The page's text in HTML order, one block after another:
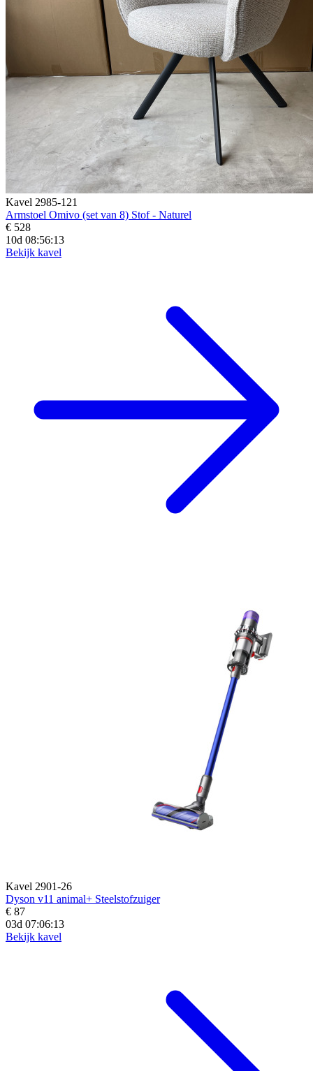
Kavel 2985-121
Armstoel Omivo (set van 8) Stof - Naturel
€ 528
10d 08:56:12
Bekijk kavel
Kavel 2901-26
Dyson v11 animal+ Steelstofzuiger
€ 87
03d 07:06:12
Bekijk kavel